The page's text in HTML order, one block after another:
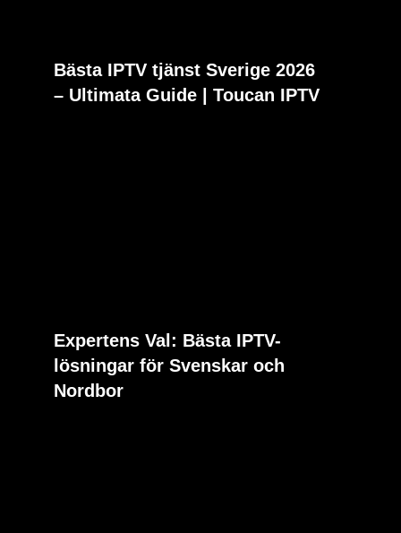
Bästa IPTV tjänst Sverige 2026
– Ultimata Guide | Toucan IPTV
Expertens Val: Bästa IPTV-
lösningar för Svenskar och
Nordbor